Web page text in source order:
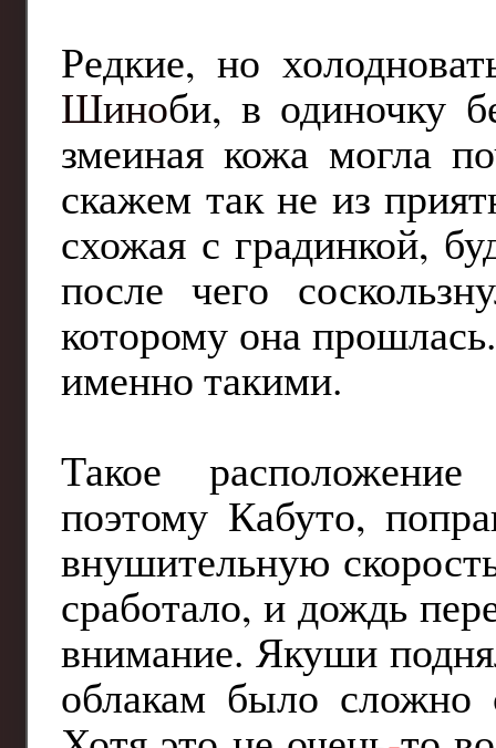
Редкие, но
Шиноби, в одиночку
змеиная кожа могла
скажем так не из
схожая с градинкой,
после чего
которому она
именно такими.
Такое
поэтому Кабуто,
внушительную
сработало, и дождь
внимание. Якуши
облакам было сложно